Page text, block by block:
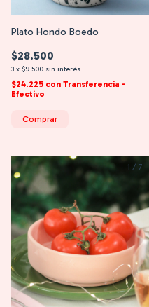
Plato Hondo Boedo
$28.500
3 x $9.500 sin interés
$24.225 con Transferencia -
Efectivo
Comprar
1 / 7